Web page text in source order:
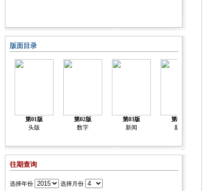
版面目录
第01版
头版
第02版
数字
第03版
新闻
第04版
新闻
往期查询
选择年份 选择月份